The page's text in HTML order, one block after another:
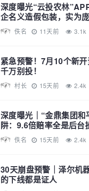
深度曝光“云投农林
企名义造假包装，实为
佚名 11天前 3.1k
紧急预警！7月10个新开
千万别投！
村长 15天前 2.4k
深度曝光｜“金鼎集团和
阱：9.6倍赔率全是后台
爆仓清零——提现？流水
+直接封禁
佚名 15天前 2.4k
30天崩盘预警｜泽尔机
的下线都是证人